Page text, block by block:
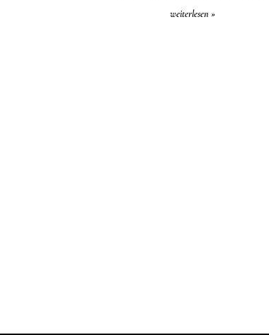
weiterlesen »